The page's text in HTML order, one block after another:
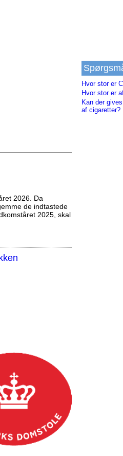
2026. Da
de indtastede
2025, skal
Hvor stor er
Hvor stor er
Kan der
af cigaretter?